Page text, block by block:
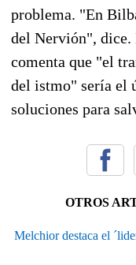
problema. "En
del Nervión", dice.
comenta que "el
del istmo" sería el
soluciones para
OTROS
Melchior destaca el